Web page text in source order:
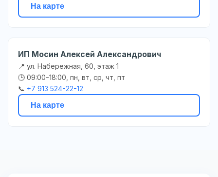
На карте
ИП Мосин Алексей Александрович
📍 ул. Набережная, 60, этаж 1
🕒 09:00-18:00, пн, вт, ср, чт, пт
📞 +7 913 524-22-12
На карте